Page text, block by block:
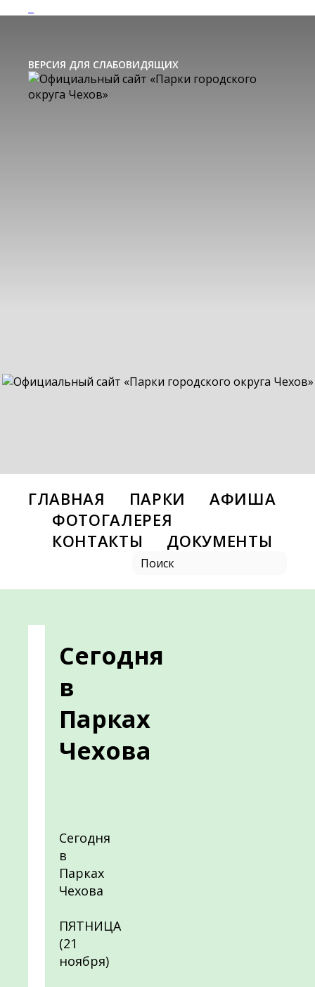
ВЕРСИЯ ДЛЯ СЛАБОВИДЯЩИХ
ГЛАВНАЯ ПАРКИ
АФИША
ФОТОГАЛЕРЕЯ
КОНТАКТЫ
ДОКУМЕНТЫ
Сегодня
в
Парках
Чехова
Сегодня
в
Парках
Чехова
ПЯТНИЦА
(21
ноября)